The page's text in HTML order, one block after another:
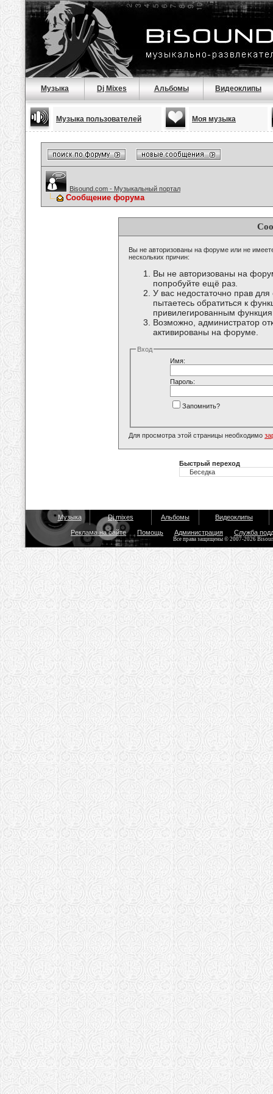
Музыка Dj Mixes Альбомы Видеоклипы
Музыка пользователей Моя музыка
Bisound.com - Музыкальный портал
Сообщение форума
Вы не авторизованы на форуме или не
нескольких причин:
Вы не авторизованы на
попробуйте ещё раз.
У вас недостаточно прав
пытаетесь обратиться к
привилегированным
Возможно, администратор
активированы на форуме.
Вход
Имя:
Пароль:
Запомнить?
Для просмотра этой страницы необходимо
Быстрый переход
Музыка Dj mixes Альбомы Видеоклипы
Реклама на сайте Помощь Администрация Служба
Все права защищены © 2007-2026